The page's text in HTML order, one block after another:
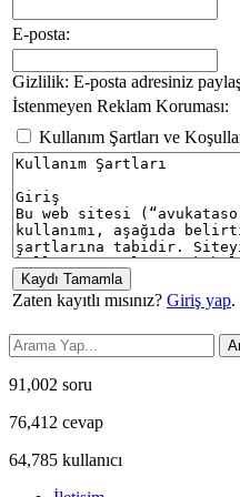
E-posta:
Gizlilik: E-posta adresiniz
İstenmeyen Reklam Koruması:
Kullanım Şartları ve
Zaten kayıtlı mısınız? Giriş yap.
91,002 soru
76,412 cevap
64,785 kullanıcı